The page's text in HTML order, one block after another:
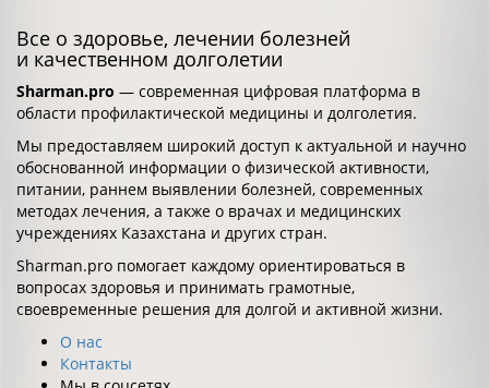
Все о здоровье, лечении болезней
и качественном долголетии
Sharman.pro — современная цифровая платформа в
области профилактической медицины и долголетия.
Мы предоставляем широкий доступ к актуальной и научно
обоснованной информации о физической активности,
питании, раннем выявлении болезней, современных
методах лечения, а также о врачах и медицинских
учреждениях Казахстана и других стран.
Sharman.pro помогает каждому ориентироваться в
вопросах здоровья и принимать грамотные,
своевременные решения для долгой и активной жизни.
О нас
Контакты